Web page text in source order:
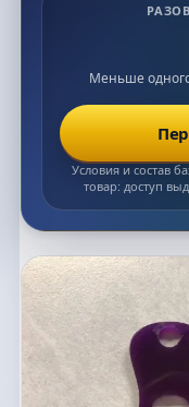
Меньше
Условия и состав
товар: доступ
Список